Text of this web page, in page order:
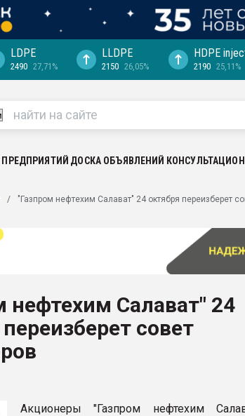
на
рынке
LDPE
2490 27,71%
LLDPE
2150 26,05%
HDPE
2190 25,11%
ПРЕДПРИЯТИЙ ДОСКА ОБЪЯВЛЕНИЙ
"Газпром нефтехим Салават" 24 октября переизберет
нефтехим Салават" 24
совет
Акционеры "Газпром нефтехим